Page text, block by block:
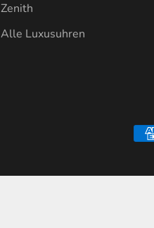
Zenith
Alle Luxusuhren